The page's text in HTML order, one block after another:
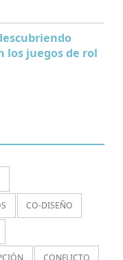
los juegos de rol
CO-DISEÑO